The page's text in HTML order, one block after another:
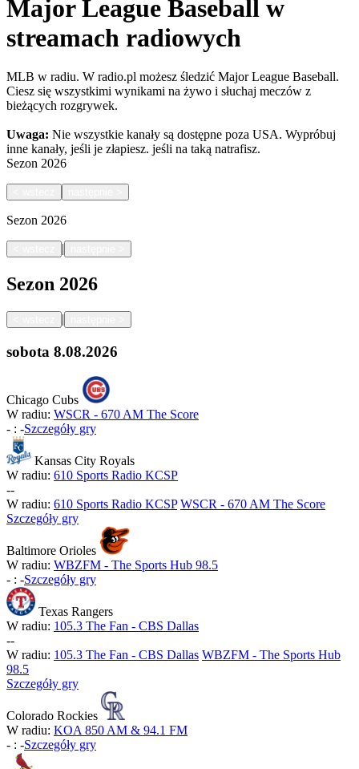
Major League Baseball w
streamach radiowych
MLB w radiu. W radio.pl możesz śledzić Major League Baseball.
Ciesz się wszystkimi wynikami na żywo i słuchaj meczów z
bieżących rozgrywek.
Uwaga: Nie wszystkie kanały są dostępne poza USA. Wypróbuj
inne kanały, jeśli je złapiesz. jeśli na taką natrafisz.
Sezon 2026
Sezon 2026
|
Sezon 2026
|
sobota 8.08.2026
Chicago Cubs
W radiu: WSCR - 670 AM The Score
- : -Szczegóły gry
Kansas City Royals
W radiu: 610 Sports Radio KCSP
--
W radiu: 610 Sports Radio KCSP WSCR - 670 AM The Score
Szczegóły gry
Baltimore Orioles
W radiu: WBZFM - The Sports Hub 98.5
- : -Szczegóły gry
Texas Rangers
W radiu: 105.3 The Fan - CBS Dallas
--
W radiu: 105.3 The Fan - CBS Dallas WBZFM - The Sports Hub
98.5
Szczegóły gry
Colorado Rockies
W radiu: KOA 850 AM & 94.1 FM
- : -Szczegóły gry